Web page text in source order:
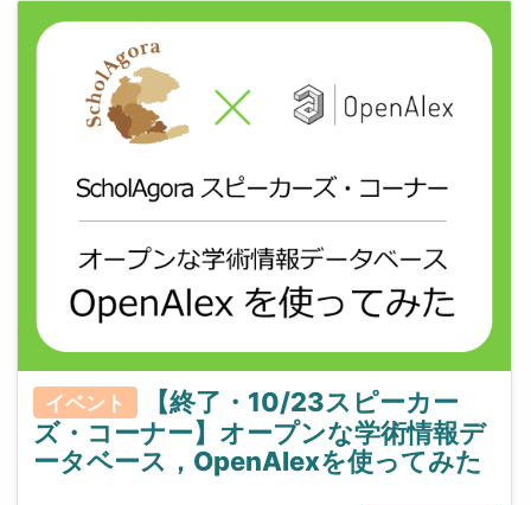
イベント
【終了・10/23スピーカー
ズ・コーナー】オープンな学術情報デ
ータベース，OpenAlexを使ってみた